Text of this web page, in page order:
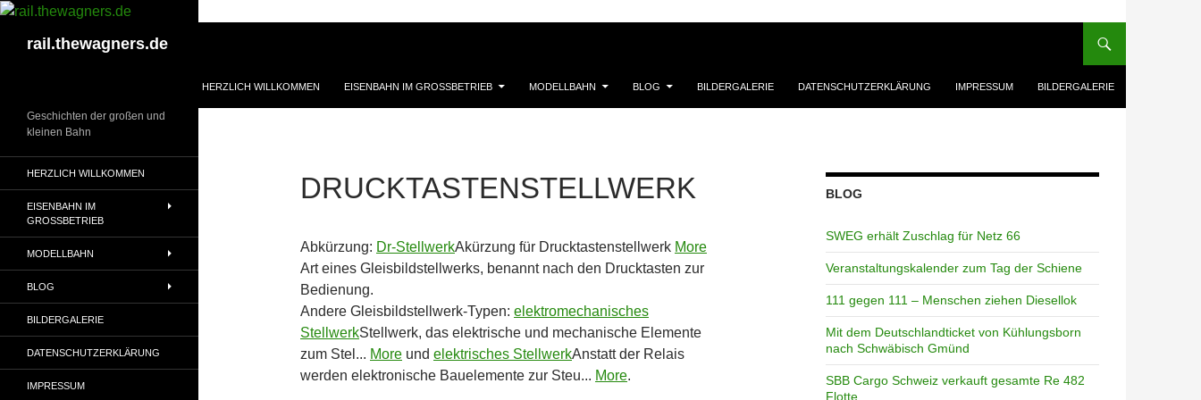
Zum
springenrail.thewagners.de
HERZLICH WILLKOMMEN EISENBAHN IM GROSSBETRIEB MODELLBAHN BLOG BILDERGALERIE DATENSCHUTZERKLÄRUNG IMPRESSUM BILDERGALERIE
DRUCKTASTENSTELLWERK
Abkürzung: Dr-StellwerkAkürzung für Drucktastenstellwerk More
Art eines Gleisbildstellwerks, benannt nach den Drucktasten zur
Bedienung.
Andere Gleisbildstellwerk-Typen: elektromechanisches
StellwerkStellwerk, das elektrische und mechanische Elemente
zum Stel... More und elektrisches StellwerkAnstatt der Relais
werden elektronische Bauelemente zur Steu... More.
BLOG
SWEG erhält Zuschlag für Netz 66
Veranstaltungskalender zum Tag der Schiene
111 gegen 111 – Menschen ziehen Diesellok
Mit dem Deutschlandticket von Kühlungsborn
nach Schwäbisch Gmünd
SBB Cargo Schweiz verkauft gesamte Re 482
Flotte
Geschichten der großen und
kleinen Bahn
HERZLICH WILLKOMMEN
EISENBAHN IM
GROSSBETRIEB
MODELLBAHN
BLOG
BILDERGALERIE
DATENSCHUTZERKLÄRUNG
IMPRESSUM